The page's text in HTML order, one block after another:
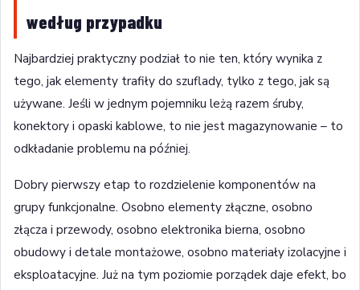
według przypadku
Najbardziej praktyczny podział to nie ten, który wynika z
tego, jak elementy trafiły do szuflady, tylko z tego, jak są
używane. Jeśli w jednym pojemniku leżą razem śruby,
konektory i opaski kablowe, to nie jest magazynowanie – to
odkładanie problemu na później.
Dobry pierwszy etap to rozdzielenie komponentów na
grupy funkcjonalne. Osobno elementy złączne, osobno
złącza i przewody, osobno elektronika bierna, osobno
obudowy i detale montażowe, osobno materiały izolacyjne i
eksploatacyjne. Już na tym poziomie porządek daje efekt, bo